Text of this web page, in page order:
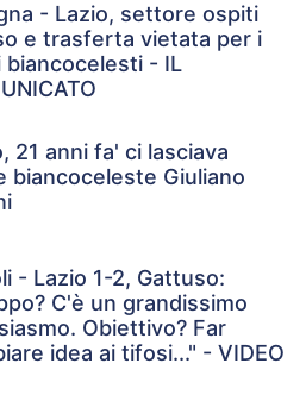
- Lazio, settore ospiti
e trasferta vietata per i
biancocelesti - IL
21 anni fa' ci lasciava
biancoceleste Giuliano
- Lazio 1-2, Gattuso:
C'è un grandissimo
Obiettivo? Far
idea ai tifosi..." - VIDEO